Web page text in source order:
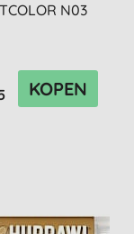
N03
KOPEN